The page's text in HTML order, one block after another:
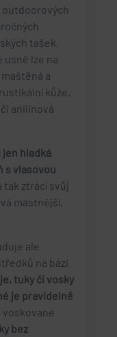
tašek.
usně lze na
a
kůže,
anilinová
jen hladká
s vlasovou
tak ztrácí svůj
mastnější,
ale
na bázi
tuky či vosky
je pravidelně
voskované
bez